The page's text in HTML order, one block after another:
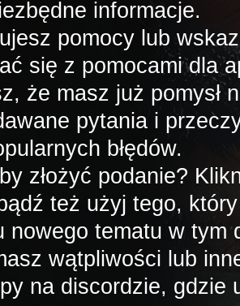
informacje.
pomocy lub
się z pomocami dla
że masz już pomysł
pytania i
błędów.
złożyć podanie?
też użyj tego,
nowego tematu w tym
wątpliwości lub
na discordzie, gdzie